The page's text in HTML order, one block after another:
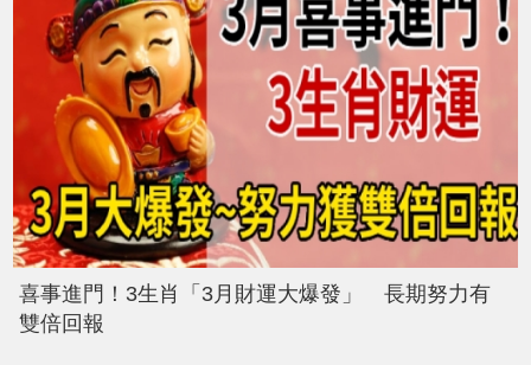
喜事進門！3生肖「3月財運大爆發」 長期努力有
雙倍回報